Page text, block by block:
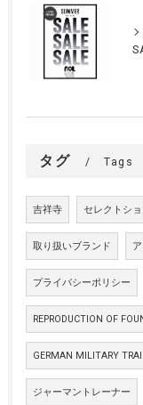
タグ Tags
吉祥寺 セレクトシ
取り扱いブランド
プライバシーポリシー
REPRODUCTION OF
GERMAN MILITARY
ジャーマントレーナー